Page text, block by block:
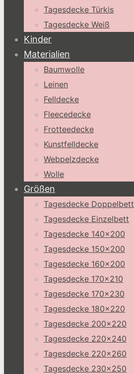
Tagesdecke Türkis
Tagesdecke Weiß
Kinder
Materialien
Baumwolle
Leinen
Felldecke
Fleecedecke
Frotteedecke
Kunstfelldecke
Webpelzdecke
Wolle
Größen
Tagesdecke Doppelbett
Tagesdecke Einzelbett
Tagesdecke 140×200
Tagesdecke 150×200
Tagesdecke 160×200
Tagesdecke 170×210
Tagesdecke 170×230
Tagesdecke 180×220
Tagesdecke 200×220
Tagesdecke 220×240
Tagesdecke 220×260
Tagesdecke 230×250